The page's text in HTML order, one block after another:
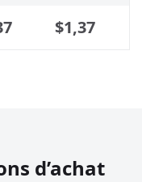
$1,37
d’achat